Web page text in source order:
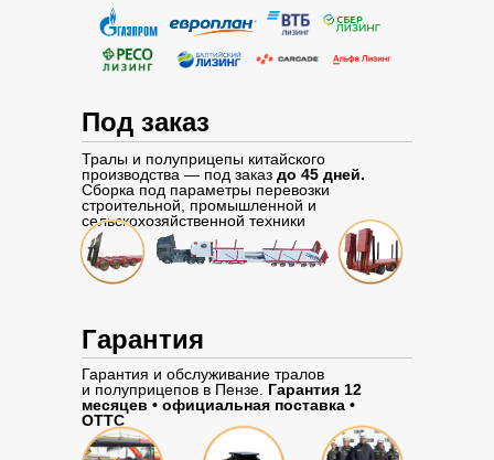
Под заказ
Тралы и полуприцепы китайского
производства — под заказ до 45 дней.
Сборка под параметры перевозки
строительной, промышленной и
сельскохозяйственной техники
Гарантия
Гарантия и обслуживание тралов
и полуприцепов в Пензе. Гарантия 12
месяцев • официальная поставка •
ОТТС